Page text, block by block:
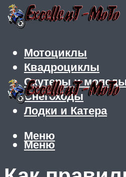
Мотоциклы
Квадроциклы
Скутеры и
Снегоходы
Лодки и Катера
Меню
Меню